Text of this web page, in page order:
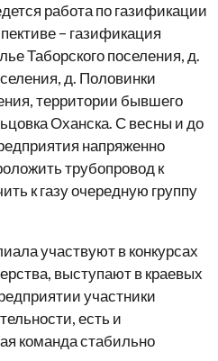
работа по газификации
– газификация
Таборского поселения, д.
д. Половинки
территории бывшего
Оханска. С весны и до
напряженно
трубопровод к
к газу очередную группу
участвуют в конкурсах
выступают в краевых
участники
есть и
команда стабильно